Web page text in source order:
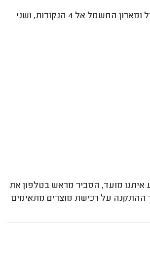
התקנת 4 נקודות רשת חוטית בבית, כולל העברת תקשורת מראוטר לארון החשמל ומארון החשמל אל 4 הנקודות, ושני
איתנו מועד, הסביר מראש בטלפון את
ההתקנה על רכישת מוצרים מתאימים